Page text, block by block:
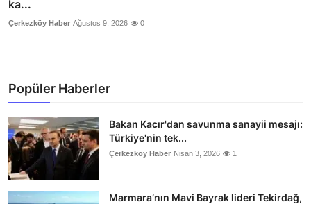
ka...
Çerkezköy Haber Ağustos 9, 2026 0
Popüler Haberler
Bakan Kacır'dan savunma sanayii mesajı:
Türkiye'nin tek...
Çerkezköy Haber Nisan 3, 2026 1
Marmara’nın Mavi Bayrak lideri Tekirdağ,